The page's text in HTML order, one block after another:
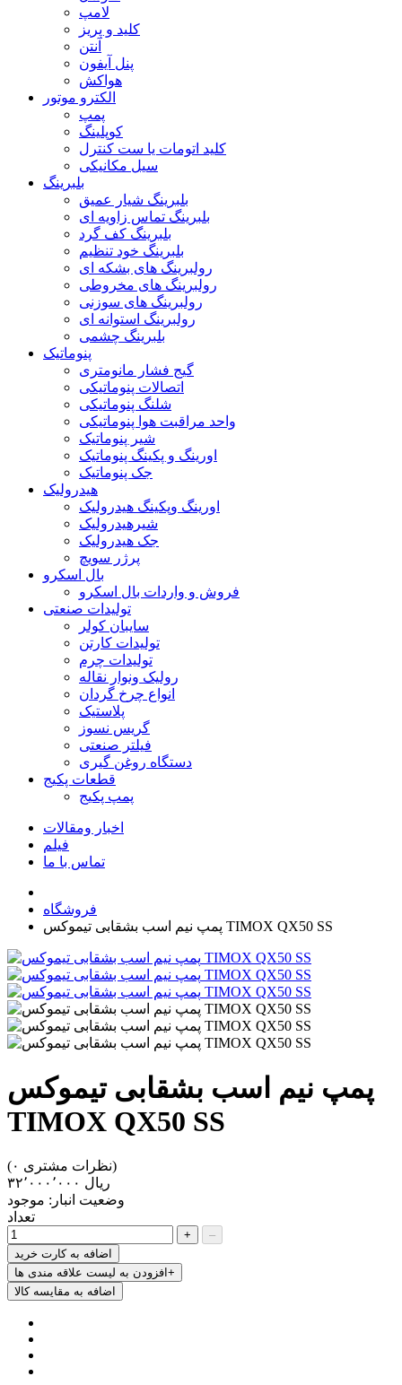
لامپ
کلید و پریز
آنتن
پنل آیفون
هواکش
الکترو موتور
پمپ
کوپلینگ
کلید اتومات یا ست کنترل
سیل مکانیکی
بلبرینگ
بلبرینگ شیار عمیق
بلبرینگ تماس زاویه ای
بلبرینگ کف گرد
بلبرینگ خود تنظیم
رولبرینگ های بشکه ای
رولبرینگ های مخروطی
رولبرینگ های سوزنی
رولبرینگ استوانه ای
بلبرینگ چشمی
پنوماتیک
گیج فشار مانومتری
اتصالات پنوماتیکی
شلنگ پنوماتیکی
واحد مراقبت هوا پنوماتیکی
شیر پنوماتیک
اورینگ و پکینگ پنوماتیک
جک پنوماتیک
هیدرولیک
اورینگ وپکینگ هیدرولیک
شیرهیدرولیک
جک هیدرولیک
پرژر سویچ
بال اسکرو
فروش و واردات بال اسکرو
تولیدات صنعتی
سایبان کولر
تولیدات کارتن
تولیدات چرم
رولیک ونوار نقاله
انواع چرخ گردان
پلاستیک
گریس نسوز
فیلتر صنعتی
دستگاه روغن گیری
قطعات پکیج
پمپ پکیج
اخبار ومقالات
فیلم
تماس با ما
فروشگاه
پمپ نیم اسب بشقابی تیموکس TIMOX QX50 SS
پمپ نیم اسب بشقابی تیموکس
TIMOX QX50 SS
(۰ نظرات مشتری)
‎ریال ۳۲٬۰۰۰٬۰۰۰
وضعیت انبار: موجود
تعداد
+
–
اضافه به کارت خرید
افزودن به لیست علاقه مندی ها+
اضافه به مقایسه کالا